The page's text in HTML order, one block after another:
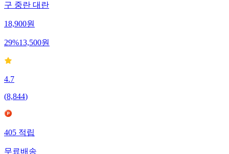
구 중란 대란
18,900원
29%13,500원
4.7
(8,844)
405 적립
무료배송